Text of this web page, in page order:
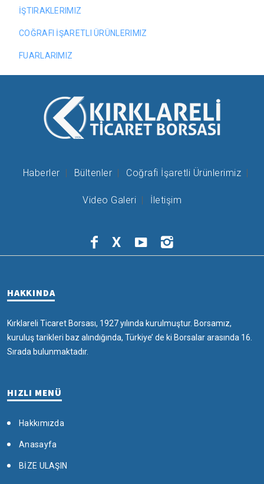
İŞTIRAKLERIMIZ
COĞRAFI İŞARETLI ÜRÜNLERIMIZ
FUARLARIMIZ
Haberler Bültenler Coğrafi İşaretli Ürünlerimiz
Video Galeri İletişim
X
HAKKINDA
Kırklareli Ticaret Borsası, 1927 yılında kurulmuştur. Borsamız,
kuruluş tarikleri baz alındığında, Türkiye’ de ki Borsalar arasında 16.
Sırada bulunmaktadır.
HIZLI MENÜ
Hakkımızda
Anasayfa
BİZE ULAŞIN